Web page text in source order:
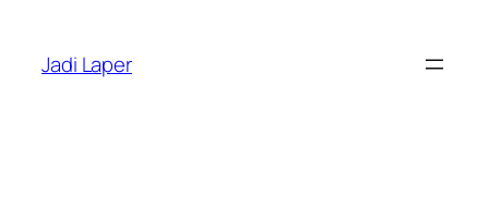
content
Jadi Laper